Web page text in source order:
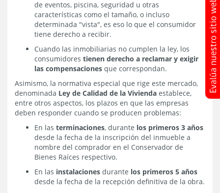
de eventos, piscina, seguridad u otras
características como el tamaño, o incluso
determinada "vista", es eso lo que el consumidor
tiene derecho a recibir.
Cuando las inmobiliarias no cumplen la ley, los
consumidores tienen derecho a reclamar y exigir
las compensaciones que correspondan.
Asimismo, la normativa especial que rige este mercado,
denominada Ley de Calidad de la Vivienda establece,
entre otros aspectos, los plazos en que las empresas
deben responder cuando se producen problemas:
En las terminaciones, durante los primeros 3 años
desde la fecha de la inscripción del inmueble a
nombre del comprador en el Conservador de
Bienes Raíces respectivo.
En las instalaciones durante los primeros 5 años
desde la fecha de la recepción definitiva de la obra.